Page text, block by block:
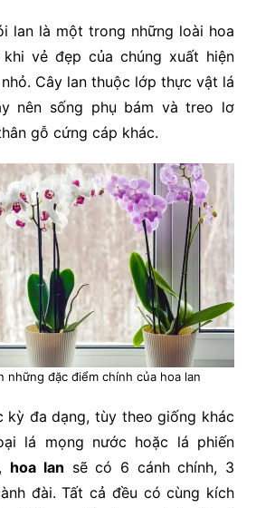
lan là một trong những loài hoa
vẻ đẹp của chúng xuất hiện
Cây lan thuộc lớp thực vật lá
nên sống phụ bám và treo lơ
gỗ cứng cáp khác.
những đặc điểm chính của hoa lan
kỳ đa dạng, tùy theo giống khác
lá mọng nước hoặc lá phiến
hoa lan sẽ có 6 cánh chính, 3
đài. Tất cả đều có cùng kích